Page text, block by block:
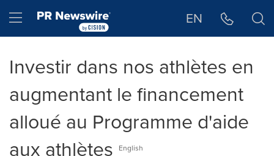
Hamburger menu EN
Investir dans nos athlètes en
augmentant le financement
alloué au Programme d'aide
aux athlètes
English